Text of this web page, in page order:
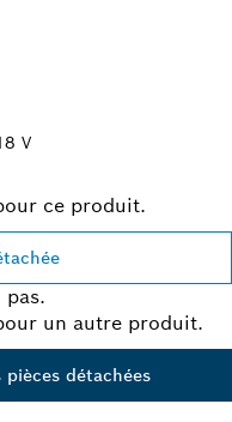
V
ce produit.
un autre produit.
détachées